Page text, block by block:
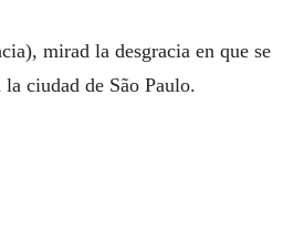
mirad la desgracia en que se
ciudad de São Paulo.